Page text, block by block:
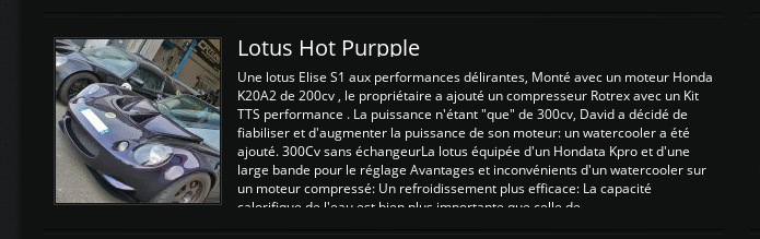
Lotus Hot Purpple
Une lotus Elise S1 aux performances délirantes, Monté avec un moteur Honda
K20A2 de 200cv , le propriétaire a ajouté un compresseur Rotrex avec un Kit
TTS performance . La puissance n'étant "que" de 300cv, David a décidé de
fiabiliser et d'augmenter la puissance de son moteur: un watercooler a été
ajouté. 300Cv sans échangeurLa lotus équipée d'un Hondata Kpro et d'une
large bande pour le réglage Avantages et inconvénients d'un watercooler sur
un moteur compressé: Un refroidissement plus efficace: La capacité
calorifique de l'eau est bien plus importante que celle de ...